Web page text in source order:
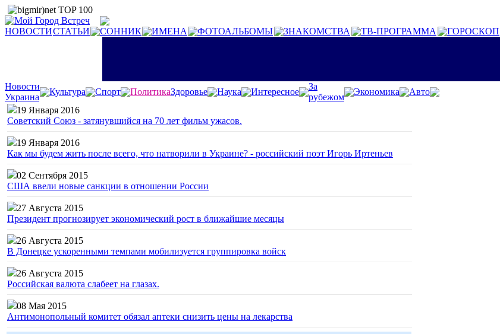
НОВОСТИСТАТЬИ СОННИК ИМЕНА ФОТОАЛЬБОМЫ ЗНАКОМСТВА ТВ-ПРОГРАММА ГОРОСКОП
Новости
Украина
Культура Спорт ПолитикаЗдоровье Наука Интересное
За
рубежом
Экономика
Авто
19 Января 2016
Советский Союз - затянувшийся на 70 лет фильм ужасов.
19 Января 2016
Как мы будем жить после всего, что натворили в Украине? - российский поэт Игорь Иртеньев
02 Сентября 2015
США ввели новые санкции в отношении России
27 Августа 2015
Президент прогнозирует экономический рост в ближайшие месяцы
26 Августа 2015
В Донецке ускоренными темпами мобилизуется группировка войск
26 Августа 2015
Российская валюта слабеет на глазах.
08 Мая 2015
Антимонопольный комитет обязал аптеки снизить цены на лекарства